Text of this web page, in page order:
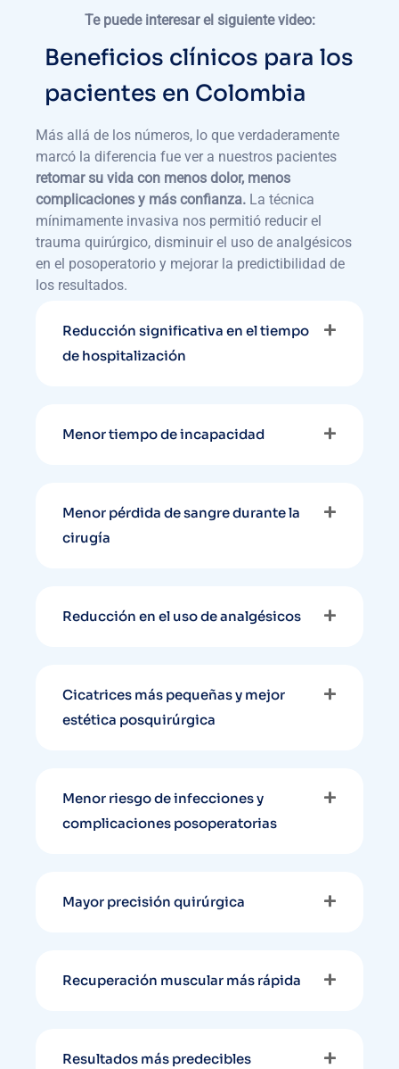
Te puede interesar el siguiente video:
Beneficios clínicos para los
pacientes en Colombia
Más allá de los números, lo que verdaderamente
marcó la diferencia fue ver a nuestros pacientes
retomar su vida con menos dolor, menos
complicaciones y más confianza. La técnica
mínimamente invasiva nos permitió reducir el
trauma quirúrgico, disminuir el uso de analgésicos
en el posoperatorio y mejorar la predictibilidad de
los resultados.
Reducción significativa en el tiempo
de hospitalización
Menor tiempo de incapacidad
Menor pérdida de sangre durante la
cirugía
Reducción en el uso de analgésicos
Cicatrices más pequeñas y mejor
estética posquirúrgica
Menor riesgo de infecciones y
complicaciones posoperatorias
Mayor precisión quirúrgica
Recuperación muscular más rápida
Resultados más predecibles